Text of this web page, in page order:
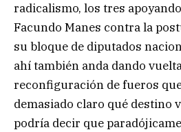
radicalismo, los tres
Facundo Manes contra la
su bloque de diputados
ahí también anda dando
reconfiguración de fueros
demasiado claro qué destino
podría decir que